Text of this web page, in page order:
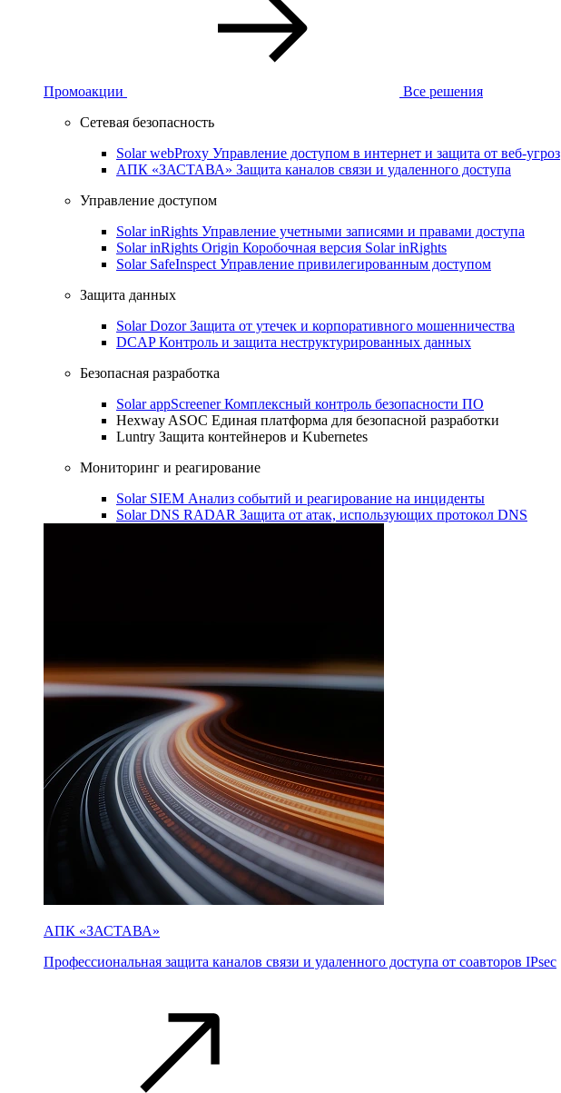
Промоакции
Все решения
Сетевая безопасность
Solar webProxy Управление доступом в интернет и защита от веб-угроз
АПК «ЗАСТАВА» Защита каналов связи и удаленного доступа
Управление доступом
Solar inRights Управление учетными записями и правами доступа
Solar inRights Origin Коробочная версия Solar inRights
Solar SafeInspect Управление привилегированным доступом
Защита данных
Solar DozorЗащита от утечек и корпоративного мошенничества
DCAPКонтроль и защита неструктурированных данных
Безопасная разработка
Solar appScreenerКомплексный контроль безопасности ПО
Hexway ASOC Единая платформа для безопасной разработки
Luntry Защита контейнеров и Kubernetes
Мониторинг и реагирование
Solar SIEM Анализ событий и реагирование на инциденты
Solar DNS RADAR Защита от атак, использующих протокол DNS
АПК «ЗАСТАВА»
Профессиональная защита каналов связи и удаленного доступа от соавторов IPsec